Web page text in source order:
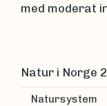
med moderat
Natur i Norge
Natursystem